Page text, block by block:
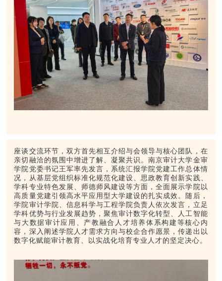
座谈交流环节，双方首先相互介绍与会领导与核心团队，在
亲切融洽的氛围中增进了解、凝聚共识。南京审计大学金审
学院党委书记王军率先发言，系统汇报学院党建工作总体情
况，从基层党组织标准化规范化建设、思政教育创新实践、
学科专业特色发展、师德师风建设等方面，全面展示学院以
高质量党建引领高水平应用型大学建设的扎实成效。随后，
学院审计学院、信息科学与工程学院负责人依次发言，立足
学科优势与行业发展趋势，聚焦审计数字化转型、人工智能
与大数据审计应用、产教融合人才培养体系构建等核心内
容，深入阐述学院人才需求方向与校企合作愿景，传递出以
数字化赋能审计教育、以实战化培育专业人才的坚定决心。